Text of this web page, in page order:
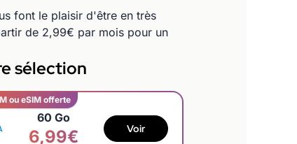
font le plaisir d'être en très
de 2,99€ par mois pour un
sélection
ou eSIM offerte
60 Go
6,99€ Voir